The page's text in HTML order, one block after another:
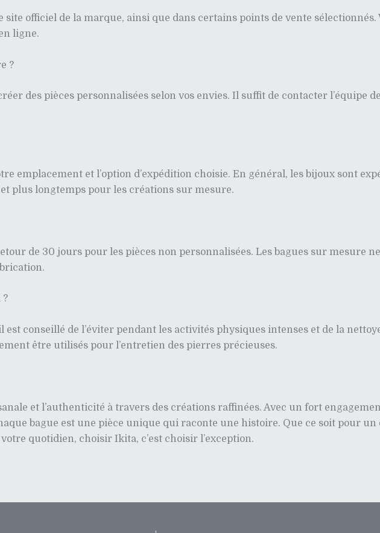
site officiel de la marque, ainsi que dans certains points de vente sélectionnés.
ligne.
?
des pièces personnalisées selon vos envies. Il suffit de contacter l’équipe
emplacement et l’option d’expédition choisie. En général, les bijoux sont
plus longtemps pour les créations sur mesure.
de 30 jours pour les pièces non personnalisées. Les bagues sur mesure
?
est conseillé de l’éviter pendant les activités physiques intenses et de la
être utilisés pour l’entretien des pierres précieuses.
et l’authenticité à travers des créations raffinées. Avec un fort
bague est une pièce unique qui raconte une histoire. Que ce soit pour un
quotidien, choisir Ikita, c’est choisir l’exception.